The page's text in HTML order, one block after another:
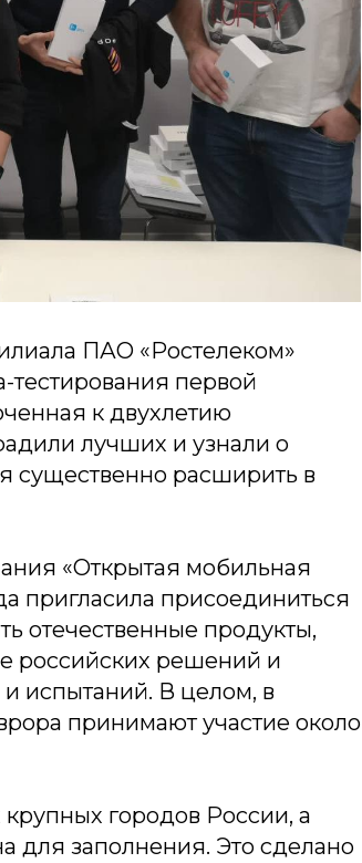
ПАО «Ростелеком»
тестирования первой
к двухлетию
лучших и узнали о
существенно расширить в
«Открытая мобильная
пригласила присоединиться
отечественные продукты,
российских решений и
и испытаний. В целом, в
принимают участие около
городов России, а
для заполнения. Это сделано